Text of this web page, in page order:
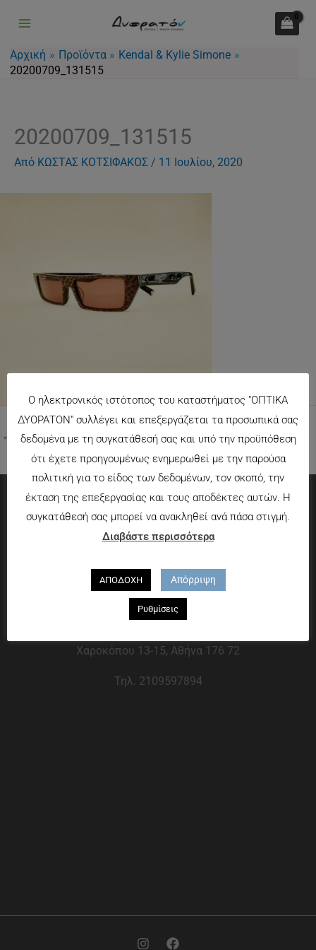
περιεχόμενο
Αρχική Προϊόντα
Kendal & Kylie Simone
20200709_131515
20200709_131515
Από ΚΩΣΤΑΣ ΚΟΤΣΙΦΑΚΟΣ / 11 Ιουλίου, 2020
← Προηγούμενο Πολυμέσα
Πληροφορίες
Τρόποι αποστολής
Πολιτική επιστροφών
Που θα μας βρείτε
Χαροκόπου 13-15, Αθήνα 176 72
Τηλ. 2109597894
Ο ηλεκτρονικός ιστότοπος του καταστήματος "ΟΠΤΙΚΑ
ΔΥΟΡΑΤΟΝ" συλλέγει και επεξεργάζεται τα προσωπικά σας
δεδομένα με τη συγκατάθεσή σας και υπό την προϋπόθεση
ότι έχετε προηγουμένως ενημερωθεί με την παρούσα
πολιτική για το είδος των δεδομένων, τον σκοπό, την
έκταση της επεξεργασίας και τους αποδέκτες αυτών. Η
συγκατάθεσή σας μπορεί να ανακληθεί ανά πάσα στιγμή.
Διαβάστε περισσότερα
ΑΠΟΔΟΧΗ Απόρριψη
Ρυθμίσεις